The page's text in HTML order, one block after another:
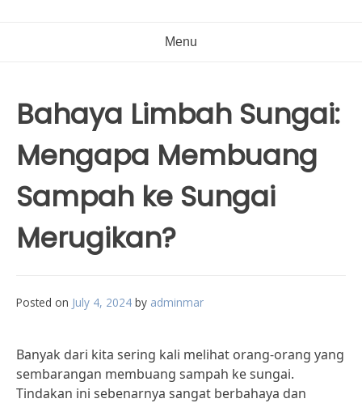
Menu
Bahaya Limbah Sungai:
Mengapa Membuang
Sampah ke Sungai
Merugikan?
Posted on July 4, 2024 by adminmar
Banyak dari kita sering kali melihat orang-orang yang
sembarangan membuang sampah ke sungai.
Tindakan ini sebenarnya sangat berbahaya dan